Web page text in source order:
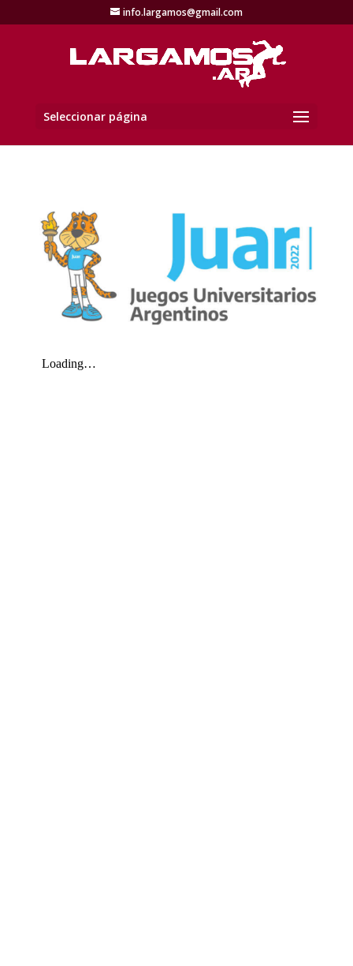
info.largamos@gmail.com
Seleccionar página